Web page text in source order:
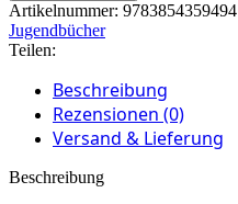
Artikelnummer: 9783854359494
Jugendbücher
Teilen:
Beschreibung
Rezensionen (0)
Versand & Lieferung
Beschreibung